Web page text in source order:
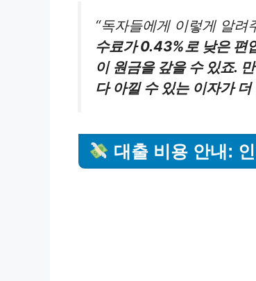
“독자들에게 이렇게 알려
수료가 0.43%로 낮은 편
이 원금을 갚을 수 있죠.
다 아낄 수 있는 이자가
대출 비용 안내: